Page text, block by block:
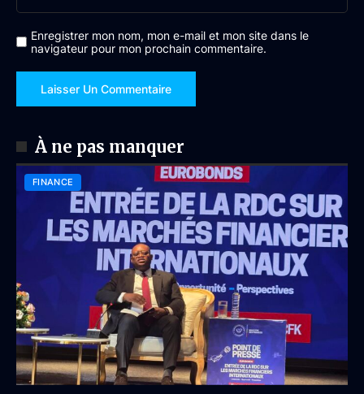
Enregistrer mon nom, mon e-mail et mon site dans le
navigateur pour mon prochain commentaire.
À ne pas manquer
FINANCE